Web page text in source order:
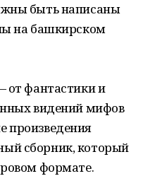
быть написаны
на башкирском
от фантастики и
видений мифов
произведения
сборник, который
формате.